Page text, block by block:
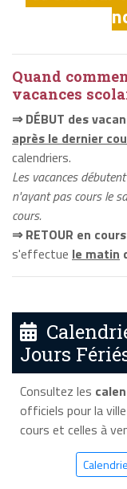
Quand
vacances
⇒ DÉBUT des
après le dernier
calendriers.
Les vacances
n'ayant pas cours le
cours.
⇒ RETOUR en
s'effectue le matin
Jours
Consultez les
officiels pour la
cours et celles à